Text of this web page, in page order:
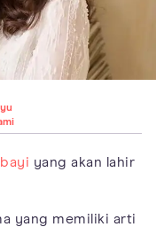
yang akan lahir
yang memiliki arti